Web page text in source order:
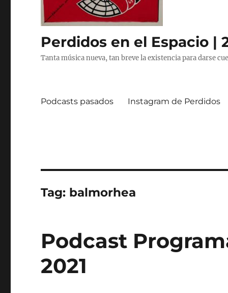
Perdidos en el Espacio |
Tanta música nueva, tan breve la existencia para darse
Podcasts pasados Instagram de Perdidos
Tag: balmorhea
Podcast
2021